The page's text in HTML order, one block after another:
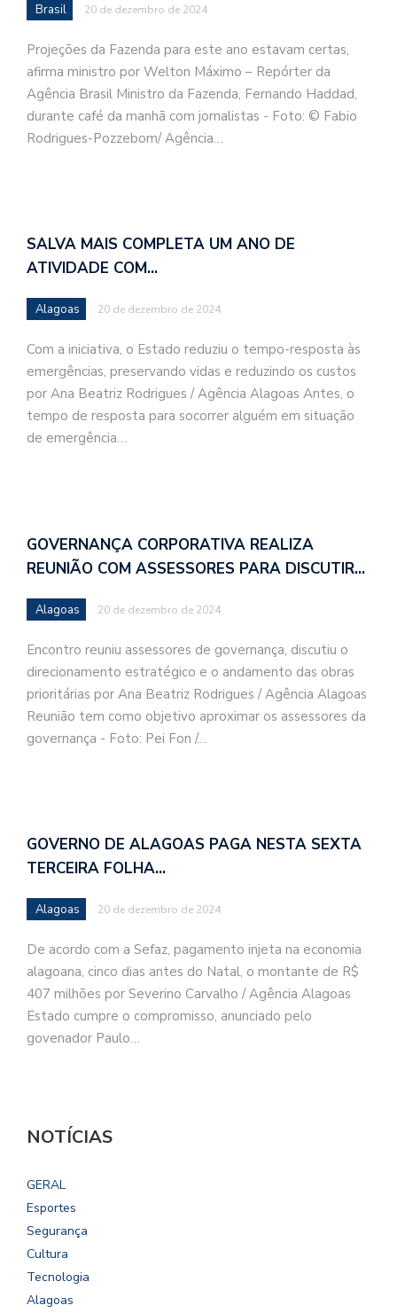
Brasil 20 de dezembro de 2024
Projeções da Fazenda para este ano estavam certas,
afirma ministro por Welton Máximo – Repórter da
Agência Brasil Ministro da Fazenda, Fernando Haddad,
durante café da manhã com jornalistas - Foto: © Fabio
Rodrigues-Pozzebom/ Agência…
SALVA MAIS COMPLETA UM ANO DE
ATIVIDADE COM…
Alagoas 20 de dezembro de 2024
Com a iniciativa, o Estado reduziu o tempo-resposta às
emergências, preservando vidas e reduzindo os custos
por Ana Beatriz Rodrigues / Agência Alagoas Antes, o
tempo de resposta para socorrer alguém em situação
de emergência…
GOVERNANÇA CORPORATIVA REALIZA
REUNIÃO COM ASSESSORES PARA DISCUTIR…
Alagoas 20 de dezembro de 2024
Encontro reuniu assessores de governança, discutiu o
direcionamento estratégico e o andamento das obras
prioritárias por Ana Beatriz Rodrigues / Agência Alagoas
Reunião tem como objetivo aproximar os assessores da
governança - Foto: Pei Fon /…
GOVERNO DE ALAGOAS PAGA NESTA SEXTA
TERCEIRA FOLHA…
Alagoas 20 de dezembro de 2024
De acordo com a Sefaz, pagamento injeta na economia
alagoana, cinco dias antes do Natal, o montante de R$
407 milhões por Severino Carvalho / Agência Alagoas
Estado cumpre o compromisso, anunciado pelo
govenador Paulo…
NOTÍCIAS
GERAL
Esportes
Segurança
Cultura
Tecnologia
Alagoas